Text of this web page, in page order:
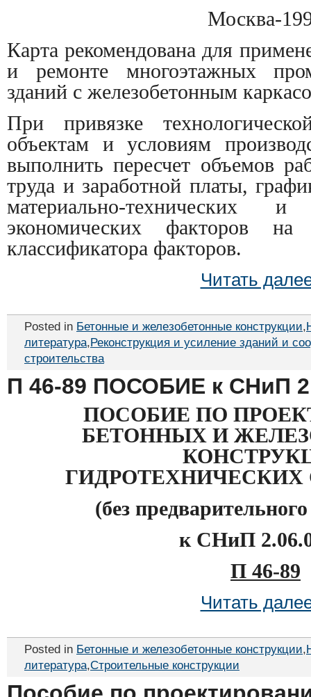
Москва-
Карта рекомендована для
и ремонте многоэтажных
зданий с железобетонным
При привязке
объектам и условиям
выполнить пересчет объемов
труда и заработной платы,
материально-технических
экономических факторов на
классификатора факторов.
Читать
Posted in Бетонные и железобетонные конструкции,
литература,Реконструкция и усиление зданий и
строительства
П 46-89 ПОСОБИЕ к СНиП
ПОСОБИЕ ПО
БЕТОННЫХ И
(без
к СНиП
П 46-89
Читать
Posted in Бетонные и железобетонные конструкции,
литература,Строительные конструкции